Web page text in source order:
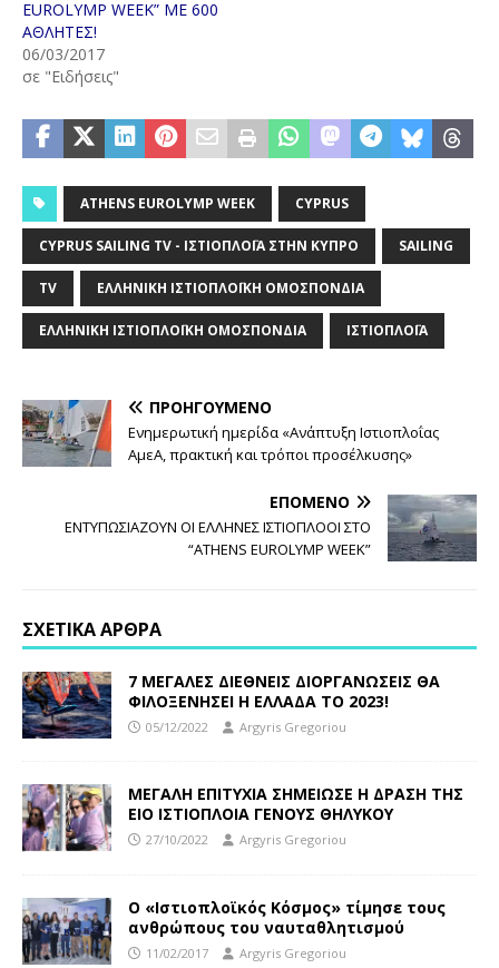
EUROLYMP WEEK” ΜΕ 600
ΑΘΛΗΤΕΣ!
06/03/2017
σε "Ειδήσεις"
ATHENS EUROLYMP WEEK CYPRUS
CYPRUS SAILING TV - ΙΣΤΙΟΠΛΟΪ́Α ΣΤΗΝ ΚΎΠΡΟ SAILING
TV ΕΛΛΗΝΙΚΉ ΙΣΤΙΟΠΛΟΪΚΉ ΟΜΟΣΠΟΝΔΊΑ
ΕΛΛΗΝΙΚΗ ΙΣΤΙΟΠΛΟΪΚΗ ΟΜΟΣΠΟΝΔΙΑ ΙΣΤΙΟΠΛΟΪ́Α
ΠΡΟΗΓΟΎΜΕΝΟ
Ενημερωτική ημερίδα «Ανάπτυξη Ιστιοπλοΐας
ΑμεΑ, πρακτική και τρόποι προσέλκυσης»
ΕΠΌΜΕΝΟ
ΕΝΤΥΠΩΣΙΑΖΟΥΝ ΟΙ ΕΛΛΗΝΕΣ ΙΣΤΙΟΠΛΟΟΙ ΣΤΟ
“ATHENS EUROLYMP WEEK”
ΣΧΕΤΙΚΆ ΆΡΘΡΑ
7 ΜΕΓΑΛΕΣ ΔΙΕΘΝΕΙΣ ΔΙΟΡΓΑΝΩΣΕΙΣ ΘΑ
ΦΙΛΟΞΕΝΗΣΕΙ Η ΕΛΛΑΔΑ ΤΟ 2023!
05/12/2022 Argyris Gregoriou
ΜΕΓΑΛΗ ΕΠΙΤΥΧΙΑ ΣΗΜΕΙΩΣΕ Η ΔΡΑΣΗ ΤΗΣ
ΕΙΟ ΙΣΤΙΟΠΛΟΙΑ ΓΕΝΟΥΣ ΘΗΛΥΚΟΥ
27/10/2022 Argyris Gregoriou
Ο «Ιστιοπλοϊκός Κόσμος» τίμησε τους
ανθρώπους του ναυταθλητισμού
11/02/2017 Argyris Gregoriou